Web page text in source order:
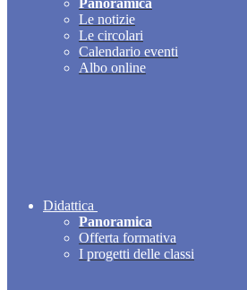
Panoramica
Le notizie
Le circolari
Calendario eventi
Albo online
Didattica
Panoramica
Offerta formativa
I progetti delle classi